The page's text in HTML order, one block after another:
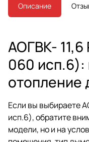
Описание
АОГВК- 11,6
060
отопление
Если вы выбираете
исп.6), обратите
модели, но и на